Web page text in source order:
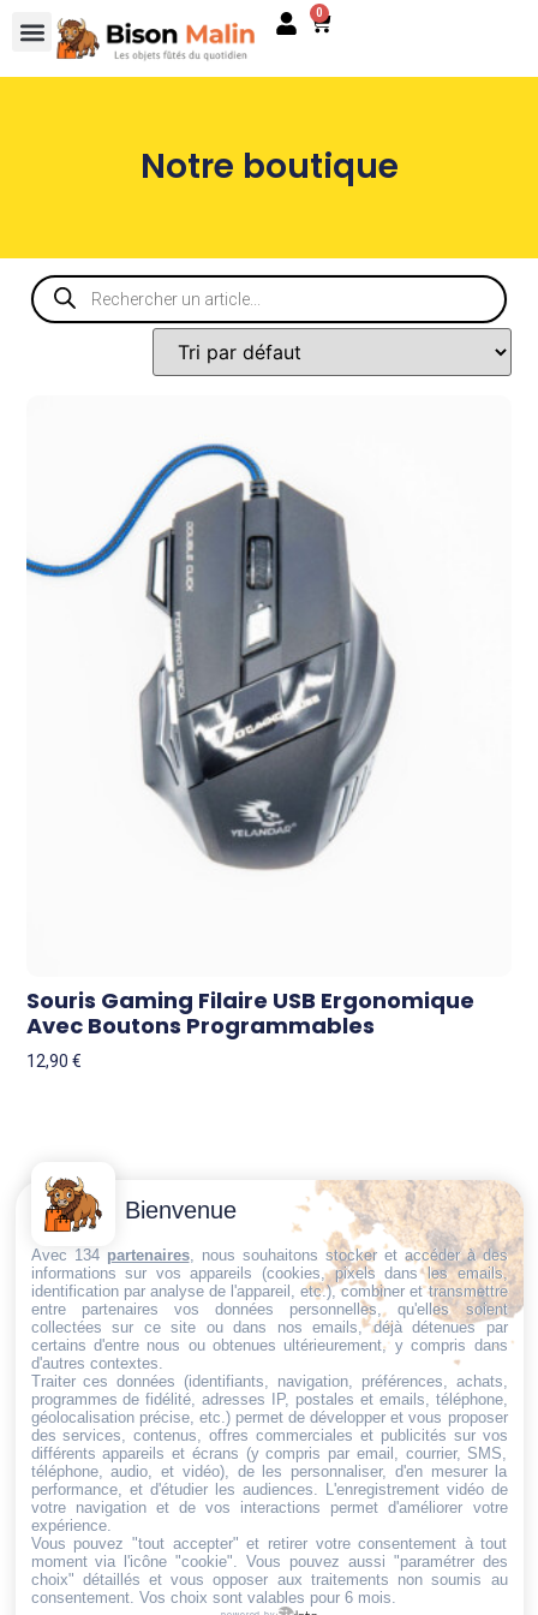
0
Notre boutique
Souris Gaming Filaire USB Ergonomique
Avec Boutons Programmables
12,90€
Trouvez ce qu'il vous faut,
au bon endroit
Conditions
générales
de vente
Politique de
cookies
Politique de
confidentialité
Mentions
légales
Conditions de
retour et de
remboursement
Droit de
rétractation
Contactez-
Nous
Email:
dt@sasbms.fr
Bienvenue
Avec 134 partenaires, nous souhaitons stocker et accéder à des
informations sur vos appareils (cookies, pixels dans les emails,
identification par analyse de l'appareil, etc.), combiner et transmettre
entre partenaires vos données personnelles, qu'elles soient
collectées sur ce site ou dans nos emails, déjà détenues par
certains d'entre nous ou obtenues ultérieurement, y compris dans
d'autres contextes.
Traiter ces données (identifiants, navigation, préférences, achats,
programmes de fidélité, adresses IP, postales et emails, téléphone,
géolocalisation précise, etc.) permet de développer et vous proposer
des services, contenus, offres commerciales et publicités sur vos
différents appareils et écrans (y compris par email, courrier, SMS,
téléphone, audio, et vidéo), de les personnaliser, d'en mesurer la
performance, et d'étudier les audiences. L'enregistrement vidéo de
votre navigation et de vos interactions permet d'améliorer votre
expérience.
Vous pouvez "tout accepter" et retirer votre consentement à tout
moment via l'icône "cookie" . Vous pouvez aussi "paramétrer des
choix" détaillés et vous opposer aux traitements non soumis au
consentement. Vos choix sont valables pour 6 mois.